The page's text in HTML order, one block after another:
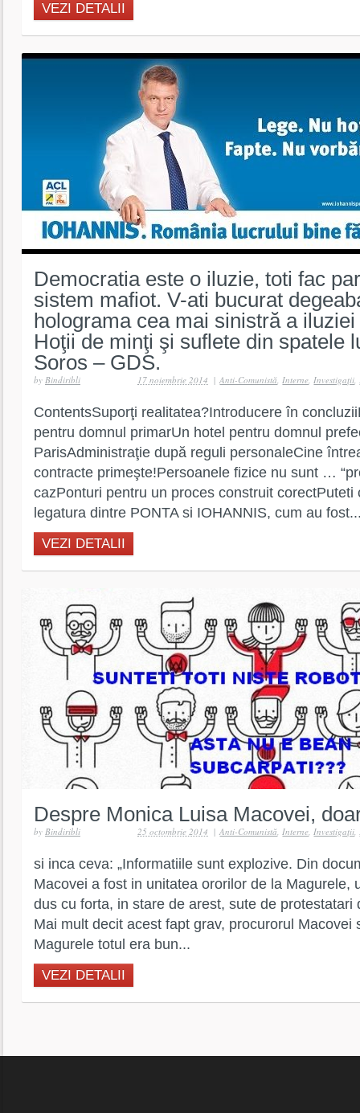
VEZI DETALII
Democratia este o iluzie, toti fac
sistem mafiot. V-ati bucurat
holograma cea mai sinistră a
Hoţii de minţi şi suflete din spatele
Soros – GDS.
by Bindiribli | Anti-Comunistă,Interne,Investigaţii,
17 noiembrie 2014
ContentsSuporţi realitatea?Introducere în
pentru domnul primarUn hotel pentru domnul
ParisAdministraţie după reguli personaleCine
contracte primeşte!Persoanele fizice nu sunt …
cazPonturi pentru un proces construit corectPuteti
legatura dintre PONTA si IOHANNIS, cum au
VEZI DETALII
Despre Monica Luisa Macovei,
by Bindiribli | Anti-Comunistă,Interne,Investigaţii,
25 octombrie 2014
si inca ceva: „Informatiile sunt explozive. Din
Macovei a fost in unitatea ororilor de la Magurele,
dus cu forta, in stare de arest, sute de protestatari
Mai mult decit acest fapt grav, procurorul Macovei
Magurele totul era bun...
VEZI DETALII